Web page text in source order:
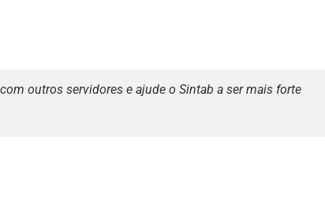
outros servidores e ajude o Sintab a ser mais forte